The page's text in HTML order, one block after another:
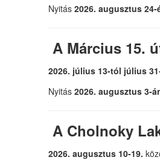
Nyitás 2026. augusztus 24-
A Március 15.
2026. július 13-tól július
Nyitás 2026. augusztus 3-
A Cholnoky
2026. augusztus 10-19.